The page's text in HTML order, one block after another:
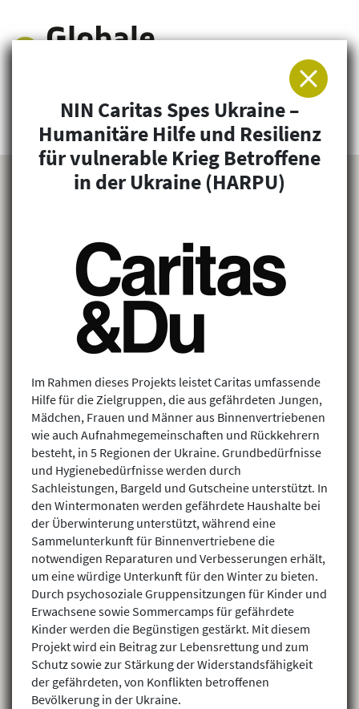
Arbeitsgemeinschaft für Entwicklung und
Humanitäre Hilfe
NIN Caritas Spes Ukraine –
Humanitäre Hilfe und Resilienz
für vulnerable Krieg Betroffene
in der Ukraine (HARPU)
Im Rahmen dieses Projekts leistet Caritas umfassende
Hilfe für die Zielgruppen, die aus gefährdeten Jungen,
Mädchen, Frauen und Männer aus Binnenvertriebenen
wie auch Aufnahmegemeinschaften und Rückkehrern
besteht, in 5 Regionen der Ukraine. Grundbedürfnisse
und Hygienebedürfnisse werden durch
Sachleistungen, Bargeld und Gutscheine unterstützt. In
den Wintermonaten werden gefährdete Haushalte bei
der Überwinterung unterstützt, während eine
Sammelunterkunft für Binnenvertriebene die
notwendigen Reparaturen und Verbesserungen erhält,
um eine würdige Unterkunft für den Winter zu bieten.
Durch psychosoziale Gruppensitzungen für Kinder und
Erwachsene sowie Sommercamps für gefährdete
Kinder werden die Begünstigen gestärkt. Mit diesem
Projekt wird ein Beitrag zur Lebensrettung und zum
Schutz sowie zur Stärkung der Widerstandsfähigkeit
der gefährdeten, von Konflikten betroffenen
Bevölkerung in der Ukraine.